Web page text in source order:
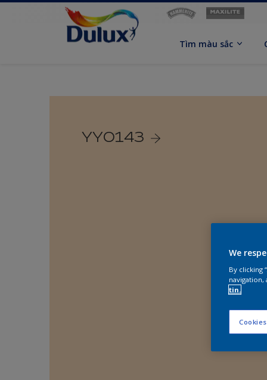
Tìm màu sắc
YY0143
We
By clicking
navigation,
tin.